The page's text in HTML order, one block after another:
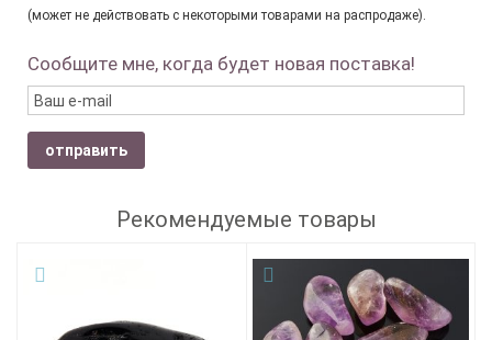
(может не действовать с некоторыми товарами на распродаже).
Сообщите мне, когда будет новая поставка!
отправить
Рекомендуемые товары